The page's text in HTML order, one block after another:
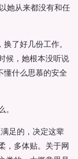
她从来都没有和任
了好几份工作。
候，她根本没听说
懂什么思慕的安全
足的，决定这辈
，多体贴。关于网